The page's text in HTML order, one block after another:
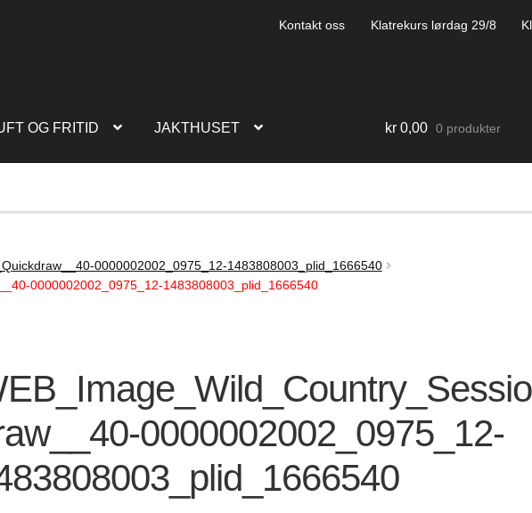
Kontakt oss Klatrekurs lørdag 29/8
OG FRITID JAKTHUSET kr 0,00 0 produkter
0000002002_0975_12-1483808003_plid_1666540
0000002002_0975_12-1483808003_plid_1666540
0000002002_0975_12-